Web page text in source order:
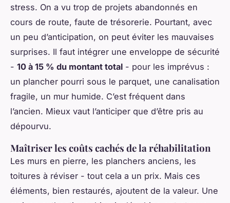
stress. On a vu trop de projets abandonnés en
cours de route, faute de trésorerie. Pourtant, avec
un peu d’anticipation, on peut éviter les mauvaises
surprises. Il faut intégrer une enveloppe de sécurité
- 10 à 15 % du montant total - pour les imprévus :
un plancher pourri sous le parquet, une canalisation
fragile, un mur humide. C’est fréquent dans
l’ancien. Mieux vaut l’anticiper que d’être pris au
dépourvu.
Maîtriser les coûts cachés de la réhabilitation
Les murs en pierre, les planchers anciens, les
toitures à réviser - tout cela a un prix. Mais ces
éléments, bien restaurés, ajoutent de la valeur. Une